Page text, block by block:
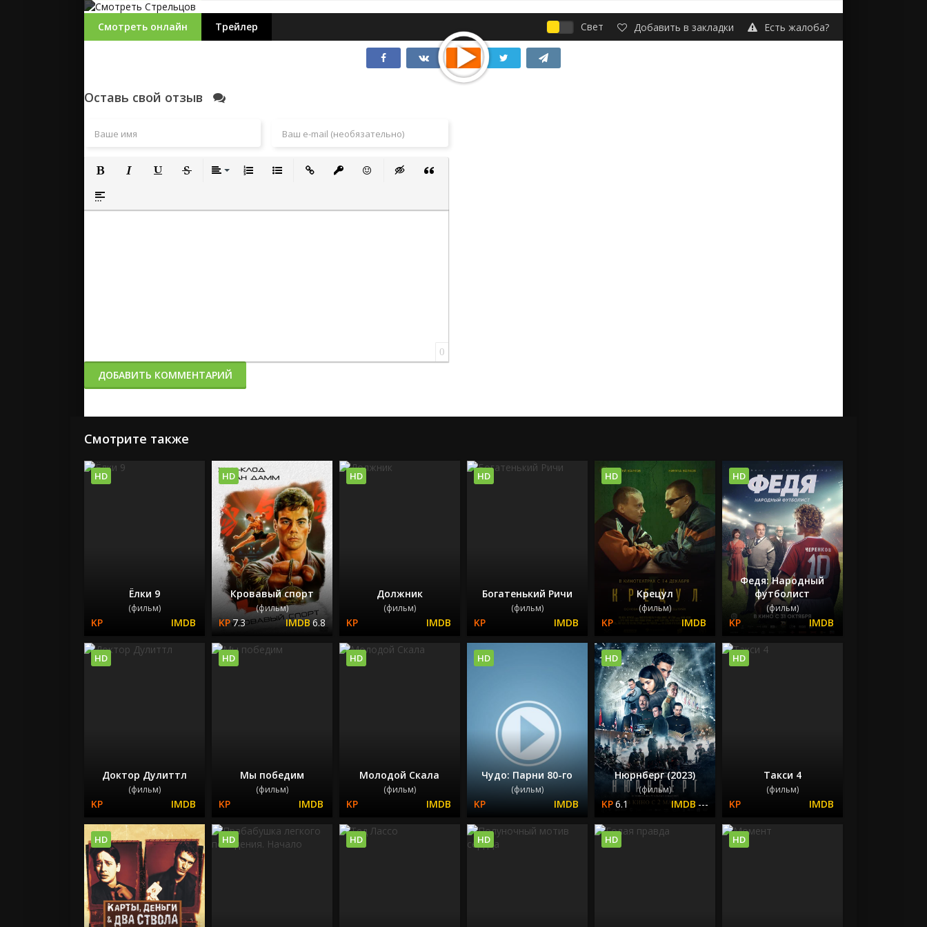
Смотреть онлайн Трейлер Свет Добавить в закладки Есть жалоба?
Оставь свой отзыв
Полужирный
Вставка спойлера
0
ДОБАВИТЬ КОММЕНТАРИЙ
Смотрите также
Ёлки 9
(фильм)
HD
Кровавый спорт
(фильм)
7.3 6.8
HD
Должник
(фильм)
HD
Богатенький Ричи
(фильм)
HD
Крецул
(фильм)
HD
Федя: Народный
футболист
(фильм)
HD
Доктор Дулиттл
(фильм)
HD
Мы победим
(фильм)
HD
Молодой Скала
(фильм)
HD
Чудо: Парни 80-го
(фильм)
HD
Нюрнберг (2023)
(фильм)
6.1 ---
HD
Такси 4
(фильм)
HD
HD HD HD HD HD HD